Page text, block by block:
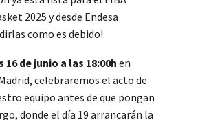
2025 y desde Endesa
como es debido!
16 de junio a las 18:00h en
celebraremos el acto de
equipo antes de que pongan
donde el día 19 arrancarán la